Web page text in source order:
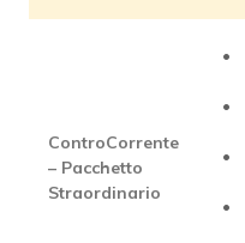
ControCorrente
– Pacchetto
Straordinario